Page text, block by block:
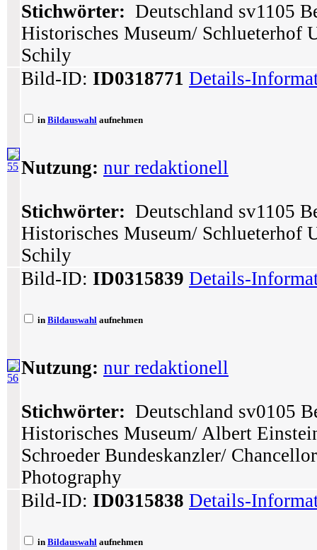
Stichwörter: Deutschland sv1105
Historisches Museum/ Schlueterhof
Schily
55
Bild-ID: ID0318771 Details-
in Bildauswahl aufnehmen
Nutzung: nur redaktionell
Stichwörter: Deutschland sv1105
Historisches Museum/ Schlueterhof
Schily
56
Bild-ID: ID0315839 Details-
in Bildauswahl aufnehmen
Nutzung: nur redaktionell
Stichwörter: Deutschland sv0105
Historisches Museum/ Albert
Schroeder Bundeskanzler/
Photography
Bild-ID: ID0315838 Details-
in Bildauswahl aufnehmen